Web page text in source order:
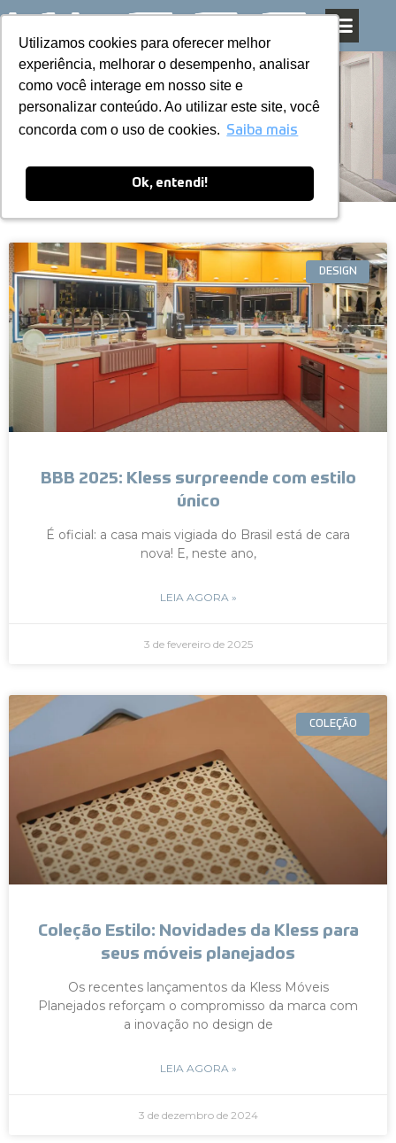
Utilizamos cookies para oferecer melhor
experiência, melhorar o desempenho, analisar
como você interage em nosso site e
personalizar conteúdo. Ao utilizar este site, você
concorda com o uso de cookies. Saiba mais
Ok, entendi!
Utilizamos cookies para oferecer melhor
experiência, melhorar o desempenho, analisar
como você interage em nosso site e
personalizar conteúdo. Ao utilizar este site, você
concorda com o uso de cookies. Saiba mais
Ok, entendi!
Pular
para
o
conteúdo
Blog
DESIGN
BBB 2025: Kless surpreende com estilo
único
É oficial: a casa mais vigiada do Brasil está de cara
nova! E, neste ano,
LEIA AGORA »
3 de fevereiro de 2025
COLEÇÃO
Coleção Estilo: Novidades da Kless para
seus móveis planejados
Os recentes lançamentos da Kless Móveis
Planejados reforçam o compromisso da marca com
a inovação no design de
LEIA AGORA »
3 de dezembro de 2024